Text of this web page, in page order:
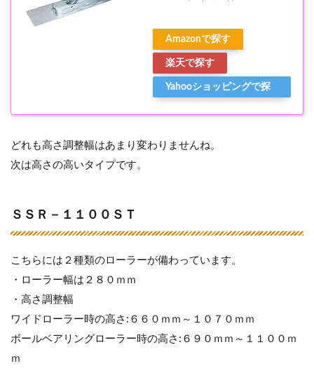
Amazonで探す
楽天で探す
Yahooショッピングで探
どれも高さ調整幅はあまり変わりませんね。
次は高さの高いタイプです。
ＳＳＲ－１１００ＳＴ
こちらには２種類のローラーが備わっています。
・ローラー幅は２８０ｍｍ
・高さ調整幅
ワイドローラー時の高さ:６６０ｍｍ～１０７０ｍｍ
ボールベアリングローラー時の高さ:６９０ｍｍ～１１００ｍ
ｍ